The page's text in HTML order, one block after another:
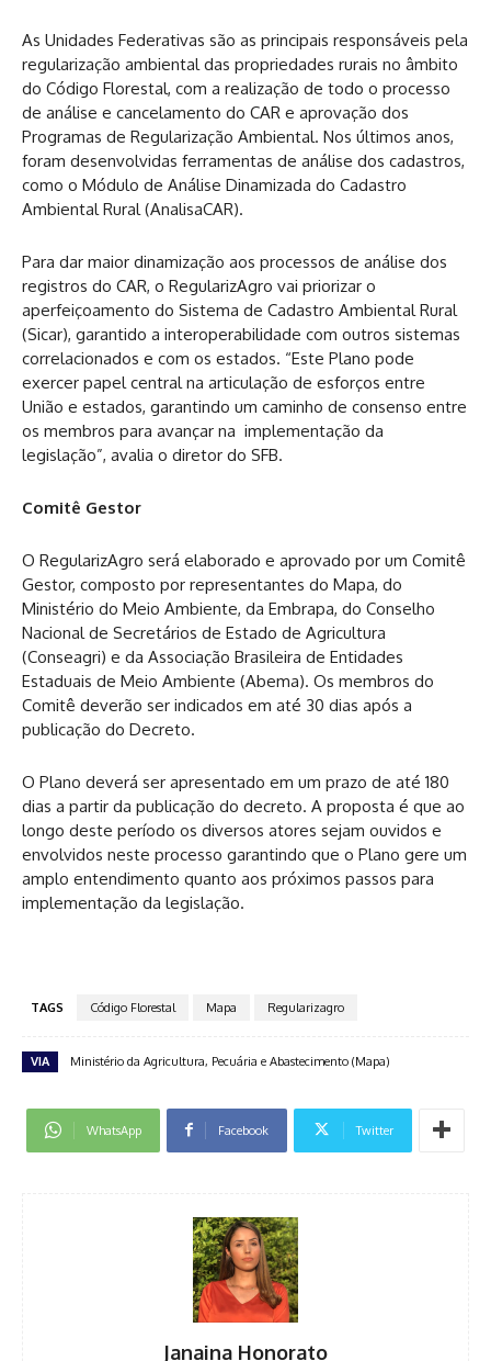
As Unidades Federativas são as principais responsáveis pela
regularização ambiental das propriedades rurais no âmbito
do Código Florestal, com a realização de todo o processo
de análise e cancelamento do CAR e aprovação dos
Programas de Regularização Ambiental. Nos últimos anos,
foram desenvolvidas ferramentas de análise dos cadastros,
como o Módulo de Análise Dinamizada do Cadastro
Ambiental Rural (AnalisaCAR).
Para dar maior dinamização aos processos de análise dos
registros do CAR, o RegularizAgro vai priorizar o
aperfeiçoamento do Sistema de Cadastro Ambiental Rural
(Sicar), garantido a interoperabilidade com outros sistemas
correlacionados e com os estados. “Este Plano pode
exercer papel central na articulação de esforços entre
União e estados, garantindo um caminho de consenso entre
os membros para avançar na implementação da
legislação”, avalia o diretor do SFB.
Comitê Gestor
O RegularizAgro será elaborado e aprovado por um Comitê
Gestor, composto por representantes do Mapa, do
Ministério do Meio Ambiente, da Embrapa, do Conselho
Nacional de Secretários de Estado de Agricultura
(Conseagri) e da Associação Brasileira de Entidades
Estaduais de Meio Ambiente (Abema). Os membros do
Comitê deverão ser indicados em até 30 dias após a
publicação do Decreto.
O Plano deverá ser apresentado em um prazo de até 180
dias a partir da publicação do decreto. A proposta é que ao
longo deste período os diversos atores sejam ouvidos e
envolvidos neste processo garantindo que o Plano gere um
amplo entendimento quanto aos próximos passos para
implementação da legislação.
TAGS Código Florestal Mapa Regularizagro
VIA Ministério da Agricultura, Pecuária e Abastecimento (Mapa)
WhatsApp Facebook Twitter
Janaina Honorato